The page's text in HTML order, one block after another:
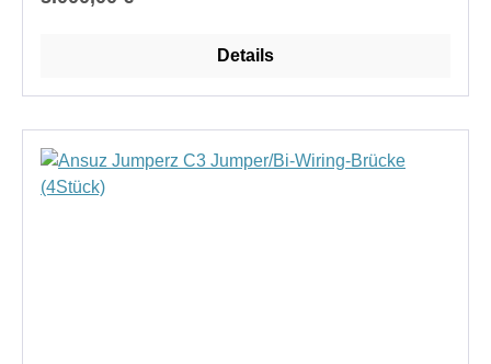
vergoldete Kupferleiter mit zwei AARC-Leitern der
erzielen.Bei jedem Modell kommt ein
Steckergehäuse zum Einsatz, das aufgrund seiner
zur Resonanzkontrolle ausgewählt wurde:Edelstahl
(Typ 316) beim S3Kupfer beim C3Titan beim
T3Diese sorgfältig gewählten Materialien tragen
Details